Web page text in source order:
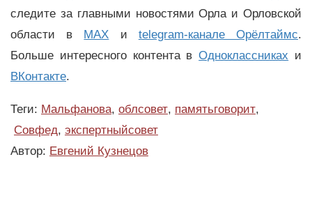
следите за главными новостями Орла и Орловской
области в MAX и telegram-канале Орёлтаймс.
Больше интересного контента вОдноклассниках и
ВКонтакте.
Теги: Мальфанова, облсовет, памятьговорит,
Совфед, экспертныйсовет
Автор: Евгений Кузнецов